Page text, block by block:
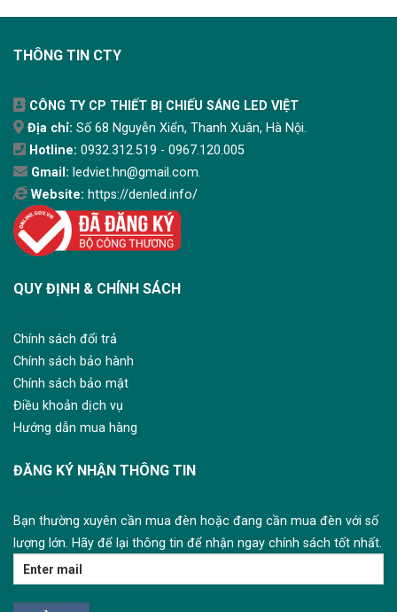
THÔNG TIN CTY
CÔNG TY CP THIẾT BỊ CHIẾU SÁNG LED VIỆT
Địa chỉ: Số 68 Nguyễn Xiển, Thanh Xuân, Hà Nội.
Hotline: 0932.312.519 - 0967.120.005
Gmail: ledviet.hn@gmail.com.
Website: https://denled.info/
QUY ĐỊNH & CHÍNH SÁCH
Chính sách đổi trả
Chính sách bảo hành
Chính sách bảo mật
Điều khoản dịch vụ
Hướng dẫn mua hàng
ĐĂNG KÝ NHẬN THÔNG TIN
Bạn thường xuyên cần mua đèn hoặc đang cần mua đèn với số
lượng lớn. Hãy để lại thông tin để nhận ngay chính sách tốt nhất.